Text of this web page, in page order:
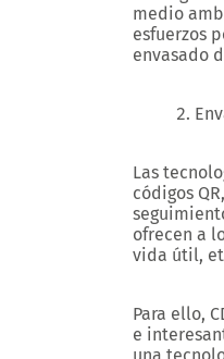
medio
esfuerzos
envasado
Las
códigos
ofrecen a
vida útil,
Para ello,
e